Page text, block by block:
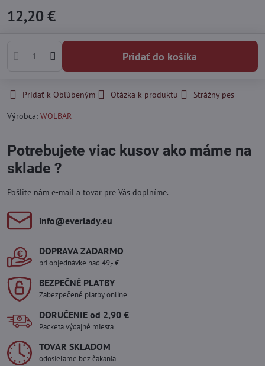
12,20 €
Pridať do košíka
Pridať k Obľúbeným Otázka k produktu
Strážny pes
Výrobca: WOLBAR
Potrebujete viac kusov ako máme na
sklade ?
Pošlite nám e-mail a tovar pre Vás doplníme.
info​@everlady​.eu
DOPRAVA ZADARMO
pri objednávke nad 49,- €
BEZPEČNÉ PLATBY
Zabezpečené platby online
DORUČENIE od 2,90 €
Packeta výdajné miesta
TOVAR SKLADOM
odosielame bez čakania